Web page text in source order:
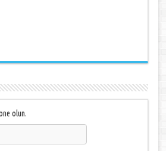
olun.